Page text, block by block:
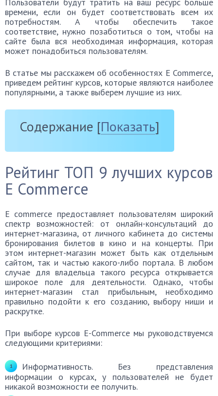
Пользователи будут тратить на ваш ресурс больше
времени, если он будет соответствовать всем их
потребностям. А чтобы обеспечить такое
соответствие, нужно позаботиться о том, чтобы на
сайте была вся необходимая информация, которая
может понадобиться пользователям.
В статье мы расскажем об особенностях E Commerce,
приведем рейтинг курсов, которые являются наиболее
популярными, а также выберем лучшие из них.
Содержание [Показать]
Рейтинг ТОП 9 лучших курсов
E Commerce
E commerce предоставляет пользователям широкий
спектр возможностей: от онлайн-консультаций до
интернет-магазина, от личного кабинета до системы
бронирования билетов в кино и на концерты. При
этом интернет-магазин может быть как отдельным
сайтом, так и частью какого-либо портала. В любом
случае для владельца такого ресурса открывается
широкое поле для деятельности. Однако, чтобы
интернет-магазин стал прибыльным, необходимо
правильно подойти к его созданию, выбору ниши и
раскрутке.
При выборе курсов E-Commerce мы руководствуемся
следующими критериями:
Информативность. Без представления
информации о курсах, у пользователей не будет
никакой возможности ее получить.